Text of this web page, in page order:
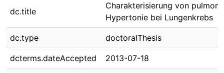
dc.title
Charakterisierung von
Hypertonie bei Lungenkrebs
dc.type doctoralThesis
dcterms.dateAccepted 2013-07-18